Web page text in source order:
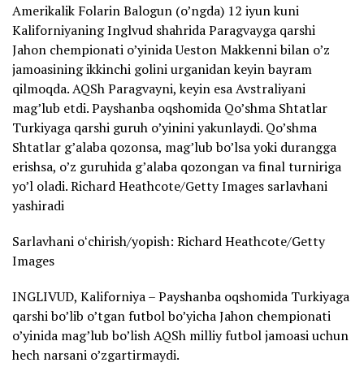
Amerikalik Folarin Balogun (o’ngda) 12 iyun kuni
Kaliforniyaning Inglvud shahrida Paragvayga qarshi
Jahon chempionati o’yinida Ueston Makkenni bilan o’z
jamoasining ikkinchi golini urganidan keyin bayram
qilmoqda. AQSh Paragvayni, keyin esa Avstraliyani
mag’lub etdi. Payshanba oqshomida Qo’shma Shtatlar
Turkiyaga qarshi guruh o’yinini yakunlaydi. Qo’shma
Shtatlar g’alaba qozonsa, mag’lub bo’lsa yoki durangga
erishsa, o’z guruhida g’alaba qozongan va final turniriga
yo’l oladi. Richard Heathcote/Getty Images sarlavhani
yashiradi
Sarlavhani oʻchirish/yopish: Richard Heathcote/Getty
Images
INGLIVUD, Kaliforniya – Payshanba oqshomida Turkiyaga
qarshi bo’lib o’tgan futbol bo’yicha Jahon chempionati
o’yinida mag’lub bo’lish AQSh milliy futbol jamoasi uchun
hech narsani o’zgartirmaydi.